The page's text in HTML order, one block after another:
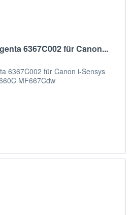
6367C002 für Canon...
6367C002 für Canon i-Sensys
MF667Cdw